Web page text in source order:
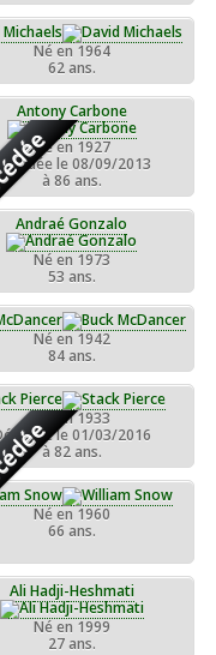
Né en 1964
62 ans.
Antony Carbone
Né en 1927
le 08/09/2013
à 86 ans.
Andraé Gonzalo
Né en 1973
53 ans.
Né en 1942
84 ans.
Pierce
Né en 1933
le 01/03/2016
à 82 ans.
Snow
Né en 1960
66 ans.
Ali Hadji-Heshmati
Né en 1999
27 ans.